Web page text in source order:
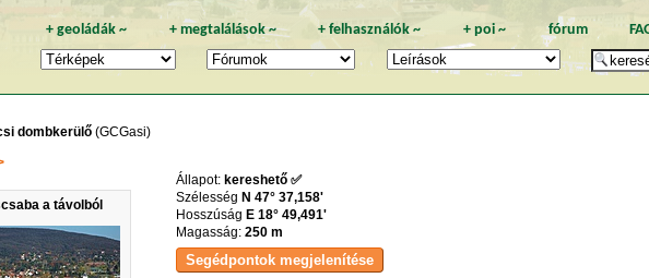
+geoládák ~ + megtalálások~ +felhasználók ~ + poi~ fórum
dombkerülő (GCGasi)
a távolból
Állapot: kereshető ✅
Szélesség N 47° 37,158'
Hosszúság E 18° 49,491'
Magasság: 250 m